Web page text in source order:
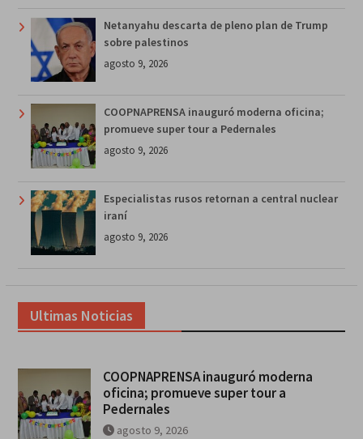
Netanyahu descarta de pleno plan de Trump
sobre palestinos
agosto 9, 2026
COOPNAPRENSA inauguró moderna oficina;
promueve super tour a Pedernales
agosto 9, 2026
Especialistas rusos retornan a central nuclear
iraní
agosto 9, 2026
Ultimas Noticias
COOPNAPRENSA inauguró moderna
oficina; promueve super tour a
Pedernales
agosto 9, 2026